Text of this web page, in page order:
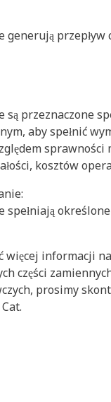
generują przepływ
są przeznaczone
aby spełnić
sprawności
kosztów
spełniają
więcej informacji
części
prosimy